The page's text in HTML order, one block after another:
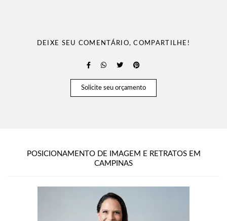
DEIXE SEU COMENTÁRIO, COMPARTILHE!
Solicite seu orçamento
POSICIONAMENTO DE IMAGEM E RETRATOS EM
CAMPINAS